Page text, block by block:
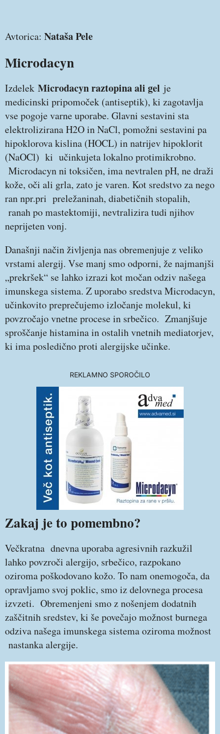
Avtorica: Nataša Pele
Microdacyn
Izdelek Microdacyn raztopina ali gel je
medicinski pripomoček (antiseptik), ki zagotavlja
vse pogoje varne uporabe. Glavni sestavini sta
elektrolizirana H2O in NaCl, pomožni sestavini pa
hipoklorova kislina (HOCL) in natrijev hipoklorit
(NaOCl) ki učinkujeta lokalno protimikrobno.
Microdacyn ni toksičen, ima nevtralen pH, ne draži
kože, oči ali grla, zato je varen. Kot sredstvo za nego
ran npr.pri preležaninah, diabetičnih stopalih,
ranah po mastektomiji, nevtralizira tudi njihov
neprijeten vonj.
Današnji način življenja nas obremenjuje z veliko
vrstami alergij. Vse manj smo odporni, že najmanjši
„prekršek“ se lahko izrazi kot močan odziv našega
imunskega sistema. Z uporabo sredstva Microdacyn,
učinkovito preprečujemo izločanje molekul, ki
povzročajo vnetne procese in srbečico. Zmanjšuje
sproščanje histamina in ostalih vnetnih mediatorjev,
ki ima posledično proti alergijske učinke.
REKLAMNO SPOROČILO
Zakaj je to pomembno?
Večkratna dnevna uporaba agresivnih razkužil
lahko povzroči alergijo, srbečico, razpokano
oziroma poškodovano kožo. To nam onemogoča, da
opravljamo svoj poklic, smo iz delovnega procesa
izvzeti. Obremenjeni smo z nošenjem dodatnih
zaščitnih sredstev, ki še povečajo možnost burnega
odziva našega imunskega sistema oziroma možnost
nastanka alergije.